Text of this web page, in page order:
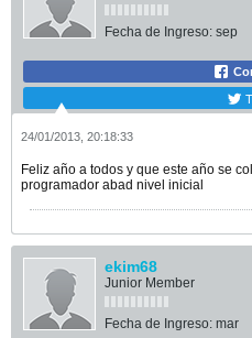
Fecha de Ingreso: sep
24/01/2013, 20:18:33
Feliz año a todos y que este año se
programador abad nivel inicial
ekim68
Junior Member
Fecha de Ingreso: mar